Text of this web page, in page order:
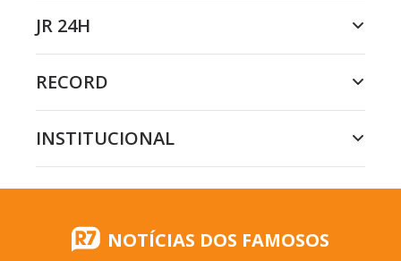
JR 24H
RECORD
INSTITUCIONAL
NOTÍCIAS DOS FAMOSOS